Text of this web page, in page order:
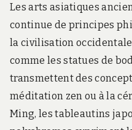
Les arts asiatiques
continue de principes
la civilisation
comme les statues de
transmettent des
méditation zen ou à la
Ming, les tableautins